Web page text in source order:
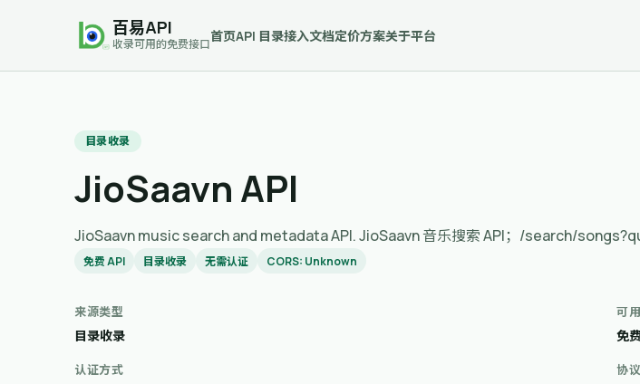
百易API
收录可用的免费接口
首页API 目录接入文档定价方案关于平台
目录收录
JioSaavn API
JioSaavn music search and metadata API. JioSaavn 音乐搜索 API；/search/
免费 API 目录收录 无需认证 CORS: Unknown
来源类型
目录收录
可
免
认证方式 协